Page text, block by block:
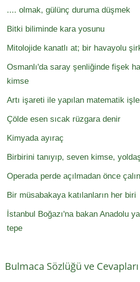
.... olmak, gülünç duruma düşmek
Bitki biliminde kara yosunu
Mitolojide kanatlı at; bir havayolu
Osmanlı'da saray şenliğinde fişek
kimse
Artı işareti ile yapılan matematik
Çölde esen sıcak rüzgara denir
Kimyada ayıraç
Birbirini tanıyıp, seven kimse,
Operada perde açılmadan önce
Bir müsabakaya katılanların her biri
İstanbul Boğazı'na bakan Anadolu
tepe
Bulmaca Sözlüğü ve Cevapları